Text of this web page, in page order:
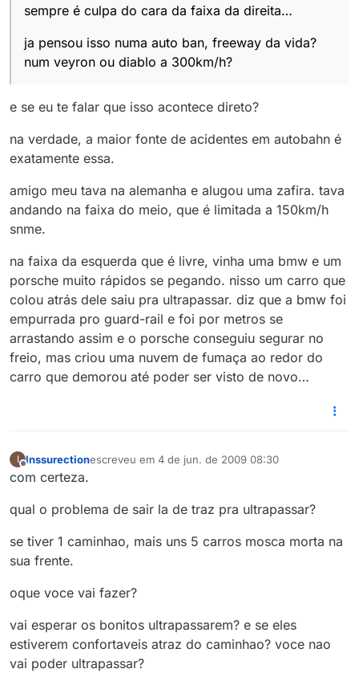
sempre é culpa do cara da faixa da direita…
ja pensou isso numa auto ban, freeway da vida?
num veyron ou diablo a 300km/h?
e se eu te falar que isso acontece direto?
na verdade, a maior fonte de acidentes em autobahn é
exatamente essa.
amigo meu tava na alemanha e alugou uma zafira. tava
andando na faixa do meio, que é limitada a 150km/h
snme.
na faixa da esquerda que é livre, vinha uma bmw e um
porsche muito rápidos se pegando. nisso um carro que
colou atrás dele saiu pra ultrapassar. diz que a bmw foi
empurrada pro guard-rail e foi por metros se
arrastando assim e o porsche conseguiu segurar no
freio, mas criou uma nuvem de fumaça ao redor do
carro que demorou até poder ser visto de novo…
I Inssurectionescreveu em 4 de jun. de 2009 08:30
última edição por
com certeza.
qual o problema de sair la de traz pra ultrapassar?
se tiver 1 caminhao, mais uns 5 carros mosca morta na
sua frente.
oque voce vai fazer?
vai esperar os bonitos ultrapassarem? e se eles
estiverem confortaveis atraz do caminhao? voce nao
vai poder ultrapassar?